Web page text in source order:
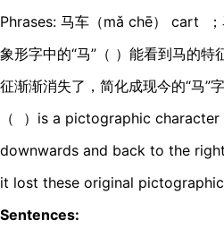
Phrases: 马车（mǎ chē） cart
象形字中的“马”（ ）能看到马的
征渐渐消失了，简化成现今的“马”字
（ ）is a pictographic
downwards and back to the
it lost these original
Sentences: